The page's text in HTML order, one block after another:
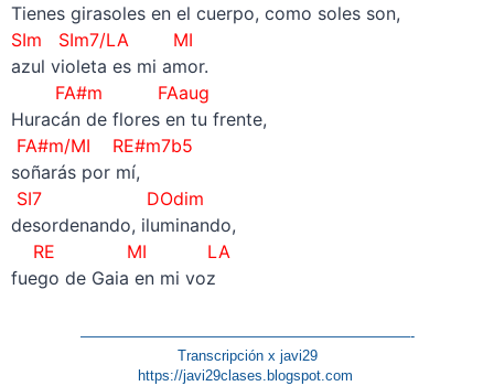
Tienes girasoles en el cuerpo, como soles son,
SIm SIm7/LA MI
azul violeta es mi amor.
FA#m FAaug
Huracán de flores en tu frente,
FA#m/MI RE#m7b5
soñarás por mí,
SI7 DOdim
desordenando, iluminando,
RE MI LA
fuego de Gaia en mi voz
———————————————————————-
Transcripción x javi29
https://javi29clases.blogspot.com